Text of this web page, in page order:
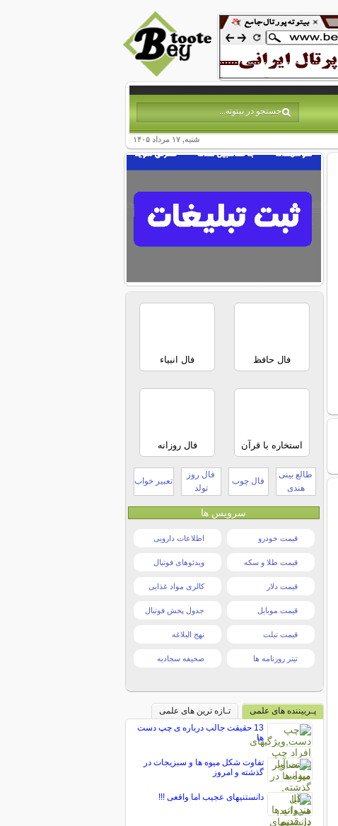
شنبه, ۱۷ مرداد ۱۴۰۵
فال حافظ فال انبیاء
استخاره با قرآن فال روزانه
طالع بینی
هندی
فال چوب
فال روز
تولد
تعبیر خواب
سرویس ها
قیمت خودرو اطلاعات دارویی
قیمت طلا و سکه ویدئوهای فوتبال
قیمت دلار کالری مواد غذایی
قیمت موبایل جدول پخش فوتبال
قیمت تبلت نهج البلاغه
تیتر روزنامه ها صحیفه سجادیه
پـربیننده های علمی
تـازه ترین های علمی
13 حقیقت جالب درباره ی چپ دست
ها
تفاوت شکل میوه ها و سبزیجات در
گذشته و امروز
دانستنیهای عجیب اما واقعی !!!